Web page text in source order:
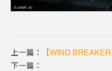
上一篇：
【WIND
下一篇：